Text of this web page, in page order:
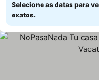
Selecione as datas para
exatos.